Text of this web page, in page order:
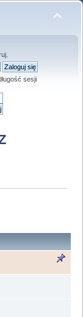
.
sesji